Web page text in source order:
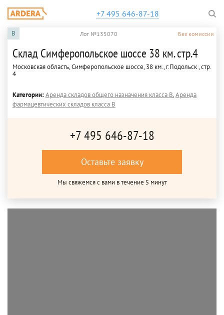
+7 495 646-87-18
B Лот №135070 Без комиссии
Склад Симферопольское шоссе 38 км. стр.4
Московская область, Симферопольское шоссе, 38 км., г.Подольск , стр.
4
Категории:Аренда складов общего назначения класса B,Аренда
фармацевтических складов класса B
+7 495 646-87-18
Оставьте заявку
Мы свяжемся с вами в течение 5 минут